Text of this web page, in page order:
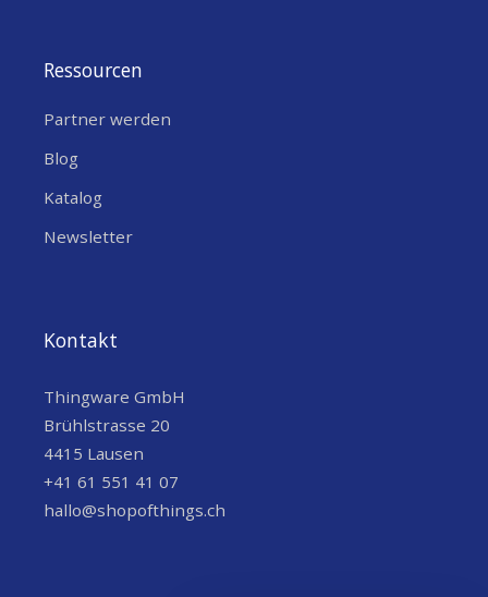
Ressourcen
Partner werden
Blog
Katalog
Newsletter
Kontakt
Thingware GmbH
Brühlstrasse 20
4415 Lausen
+41 61 551 41 07
hallo@shopofthings.ch